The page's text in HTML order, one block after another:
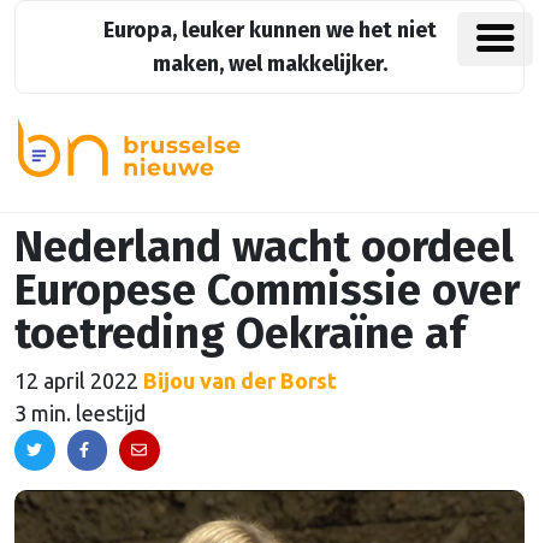
Europa, leuker kunnen we het niet
maken, wel makkelijker.
Nederland wacht oordeel
Europese Commissie over
toetreding Oekraïne af
12 april 2022 Bijou van der Borst
3 min. leestijd